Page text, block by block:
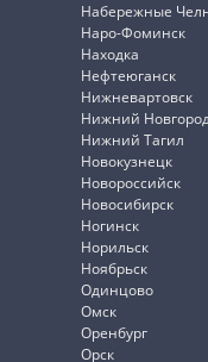
Набережные
Наро-Фоминск
Находка
Нефтеюганск
Нижневартовск
Нижний
Нижний Тагил
Новокузнецк
Новороссийск
Новосибирск
Ногинск
Норильск
Ноябрьск
Одинцово
Омск
Оренбург
Орск